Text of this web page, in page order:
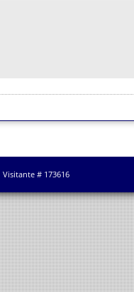
Visitante # 173616